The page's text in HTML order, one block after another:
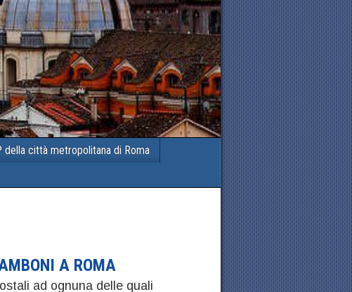
della città metropolitana di Roma
A ROMA
ad ognuna delle quali